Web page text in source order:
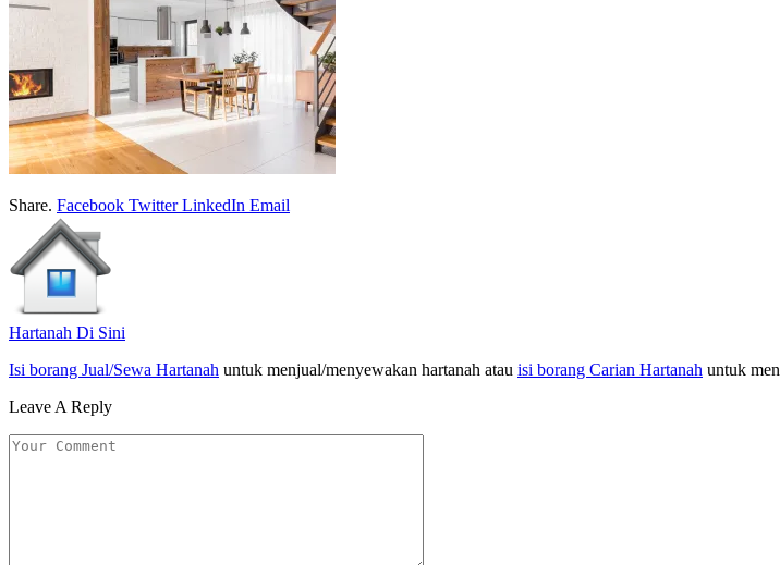
Share. Facebook Twitter LinkedIn Email
Hartanah Di Sini
Isi borang Jual/Sewa Hartanah untuk menjual/menyewakan hartanah atau isi borang Carian Hartanah untuk
Leave A Reply